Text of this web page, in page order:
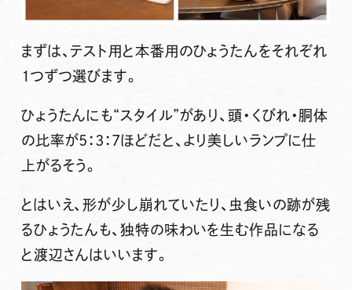
まずは、テスト用と本番用のひょうたんをそれぞれ
1つずつ選びます。
ひょうたんにも“スタイル”があり、頭・くびれ・胴体
の比率が5：3：7ほどだと、より美しいランプに仕
上がるそう。
とはいえ、形が少し崩れていたり、虫食いの跡が残
るひょうたんも、独特の味わいを生む作品になる
と渡辺さんはいいます。